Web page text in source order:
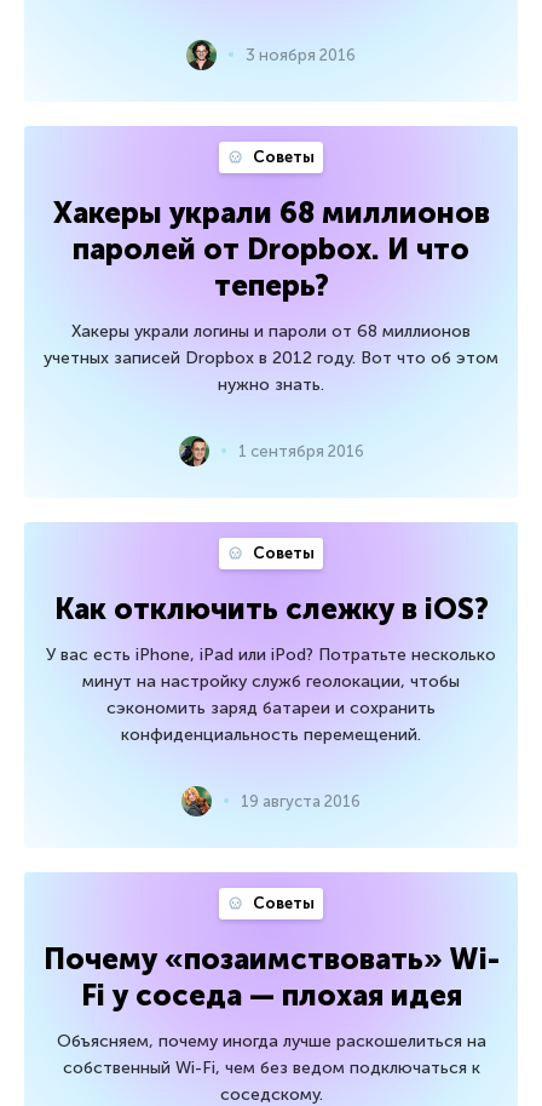
3 ноября 2016
Советы
Хакеры украли 68 миллионов
паролей от Dropbox. И что
теперь?
Хакеры украли логины и пароли от 68 миллионов
учетных записей Dropbox в 2012 году. Вот что об этом
нужно знать.
1 сентября 2016
Советы
Как отключить слежку в iOS?
У вас есть iPhone, iPad или iPod? Потратьте несколько
минут на настройку служб геолокации, чтобы
сэкономить заряд батареи и сохранить
конфиденциальность перемещений.
19 августа 2016
Советы
Почему «позаимствовать» Wi-
Fi у соседа — плохая идея
Объясняем, почему иногда лучше раскошелиться на
собственный Wi-Fi, чем без ведом подключаться к
соседскому.